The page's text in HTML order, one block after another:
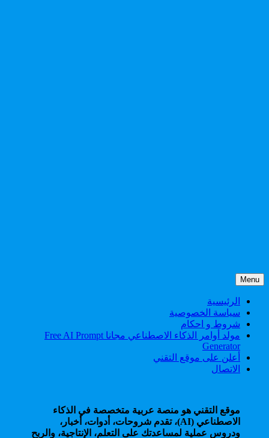
Skip
to
content
Menu
الرئيسية
سياسة الخصوصية
شروط و احكام
مولد أوامر الذكاء الاصطناعي مجانا Free AI Prompt
Generator
أعلن على موقع التقني
الاتصال
موقع التقني هو منصة عربية متخصصة في الذكاء
الاصطناعي (AI)، تقدم شروحات، أدوات، أخبار،
ودروس عملية لمساعدتك على التعلم، الإنتاجية، والربح